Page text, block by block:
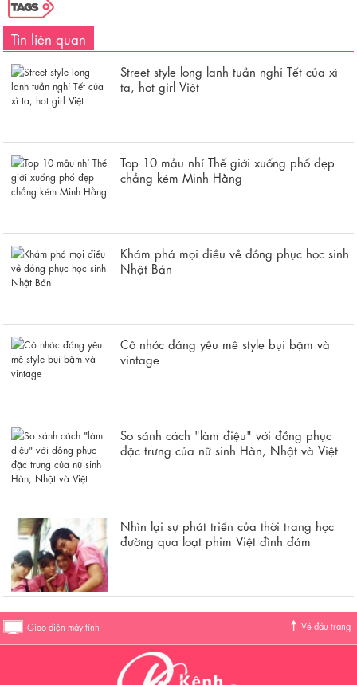
Tin liên quan
Street style long lanh tuần nghỉ Tết của xì
ta, hot girl Việt
Top 10 mẫu nhí Thế giới xuống phố đẹp
chẳng kém Minh Hằng
Khám phá mọi điều về đồng phục học sinh
Nhật Bản
Cô nhóc đáng yêu mê style bụi bặm và
vintage
So sánh cách "làm điệu" với đồng phục
đặc trưng của nữ sinh Hàn, Nhật và Việt
Nhìn lại sự phát triển của thời trang học
đường qua loạt phim Việt đình đám
Giao diện máy tính Về đầu trang